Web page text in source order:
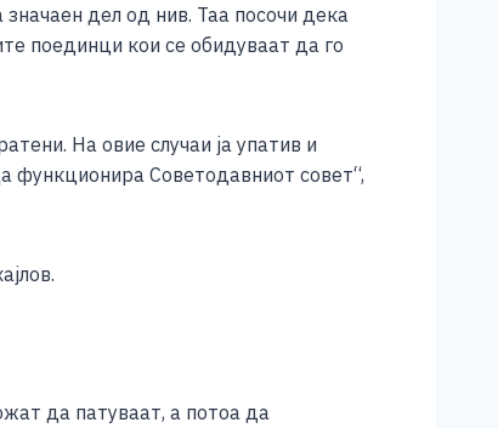
дел од нив. Таа посочи дека
поединци кои се обидуваат да го
На овие случаи ја упатив и
Советодавниот совет“,
да патуваат, а потоа да